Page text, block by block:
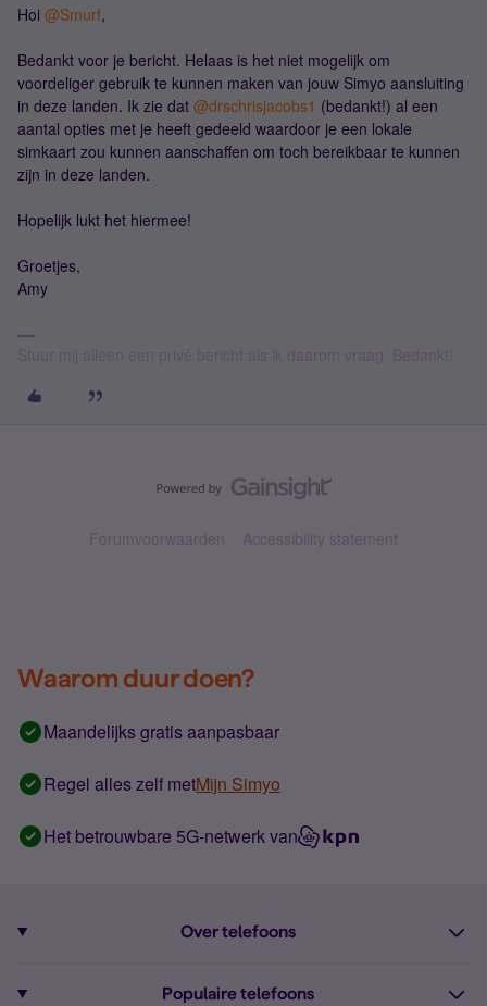
Hoi @Smurf,
Bedankt voor je bericht. Helaas is het niet mogelijk om
voordeliger gebruik te kunnen maken van jouw Simyo aansluiting
in deze landen. Ik zie dat @drschrisjacobs1 (bedankt!) al een
aantal opties met je heeft gedeeld waardoor je een lokale
simkaart zou kunnen aanschaffen om toch bereikbaar te kunnen
zijn in deze landen.
Hopelijk lukt het hiermee!
Groetjes,
Amy
Forumvoorwaarden Accessibility statement
Waarom duur doen?
Maandelijks gratis aanpasbaar
Regel alles zelf metMijn Simyo
Het betrouwbare 5G-netwerk van
Over telefoons
Populaire telefoons